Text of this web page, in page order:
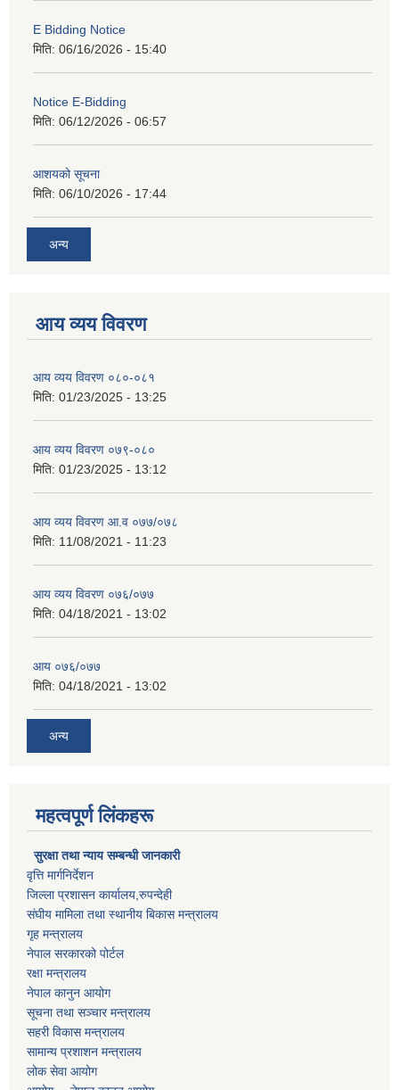
E Bidding Notice
मिति: 06/16/2026 - 15:40
Notice E-Bidding
मिति: 06/12/2026 - 06:57
आशयको सूचना
मिति: 06/10/2026 - 17:44
अन्य
आय व्यय विवरण
आय व्यय विवरण ०८०-०८१
मिति: 01/23/2025 - 13:25
आय व्यय विवरण ०७९-०८०
मिति: 01/23/2025 - 13:12
आय व्यय विवरण आ.व ०७७/०७८
मिति: 11/08/2021 - 11:23
आय व्यय विवरण ०७६/०७७
मिति: 04/18/2021 - 13:02
आय ०७६/०७७
मिति: 04/18/2021 - 13:02
अन्य
महत्वपूर्ण लिंकहरू
सुरक्षा तथा न्याय सम्बन्धी जानकारी
वृत्ति मार्गनिर्देशन
जिल्ला प्रशासन कार्यालय,रुपन्देही
संघीय मामिला तथा स्थानीय बिकास मन्त्रालय
गृह मन्त्रालय
नेपाल सरकारको पोर्टल
रक्षा मन्त्रालय
नेपाल कानुन आयोग
सूचना तथा सञ्चार मन्त्रालय
सहरी विकास मन्त्रालय
सामान्य प्रशाशन मन्त्रालय
लोक सेवा आयोग